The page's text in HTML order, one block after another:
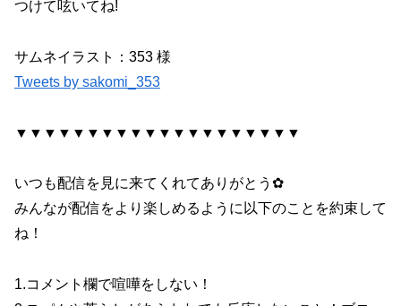
つけて呟いてね!
サムネイラスト：353 様
Tweets by sakomi_353
▼▼▼▼▼▼▼▼▼▼▼▼▼▼▼▼▼▼▼▼
いつも配信を見に来てくれてありがとう✿
みんなが配信をより楽しめるように以下のことを約束して
ね！
1.コメント欄で喧嘩をしない！